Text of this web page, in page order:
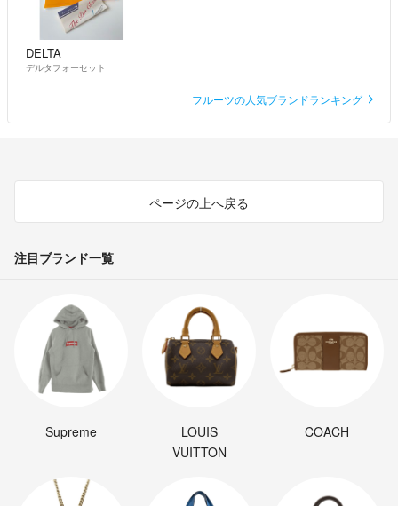
発送するのに、伝票記入の為
☎️電話番号が必要になります
発送の時に教えて下さいね
DELTA
デルタフォーセット
フルーツの人気ブランドランキング
ページの上へ戻る
注目ブランド一覧
Supreme
LOUIS
VUITTON
COACH